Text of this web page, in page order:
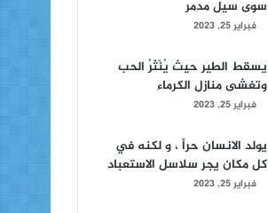
سوى سيل مدمر
فبراير 25, 2023
يسقط الطير حيث يُنْثَرُ الحب
وتغشى منازل الكرماء
فبراير 25, 2023
يولد الانسان حراً ، و لكنه في
كل مكان يجر سلاسل الاستعباد
فبراير 25, 2023